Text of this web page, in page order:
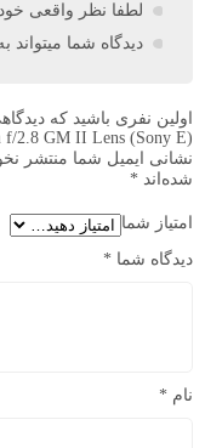
لطفا نظر واقعی خود
دیدگاه شما
f/2.8 GM II Lens (Sony E)”
نشانی ایمیل شما منتشر
شده‌اند *
امتیاز شما
دیدگاه شما *
نام *